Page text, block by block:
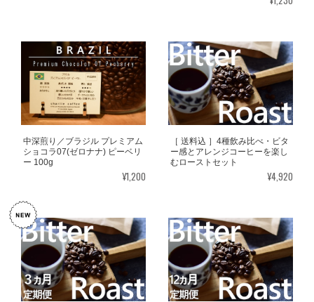
中深煎り／ブラジル プレミアム
ショコラ07(ゼロナナ) ピーベリ
ー 100g
¥1,200
［ 送料込 ］4種飲み比べ・ビタ
ー感とアレンジコーヒーを楽し
むローストセット
¥4,920